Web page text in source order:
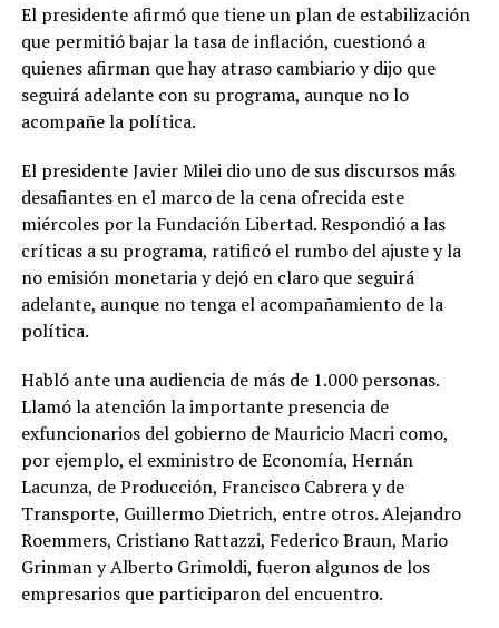
El presidente afirmó que tiene un plan de estabilización
que permitió bajar la tasa de inflación, cuestionó a
quienes afirman que hay atraso cambiario y dijo que
seguirá adelante con su programa, aunque no lo
acompañe la política.
El presidente Javier Milei dio uno de sus discursos más
desafiantes en el marco de la cena ofrecida este
miércoles por la Fundación Libertad. Respondió a las
críticas a su programa, ratificó el rumbo del ajuste y la
no emisión monetaria y dejó en claro que seguirá
adelante, aunque no tenga el acompañamiento de la
política.
Habló ante una audiencia de más de 1.000 personas.
Llamó la atención la importante presencia de
exfuncionarios del gobierno de Mauricio Macri como,
por ejemplo, el exministro de Economía, Hernán
Lacunza, de Producción, Francisco Cabrera y de
Transporte, Guillermo Dietrich, entre otros. Alejandro
Roemmers, Cristiano Rattazzi, Federico Braun, Mario
Grinman y Alberto Grimoldi, fueron algunos de los
empresarios que participaron del encuentro.